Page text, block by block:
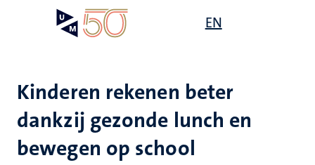
gaan
EN
Kinderen rekenen beter
dankzij gezonde lunch en
bewegen op school